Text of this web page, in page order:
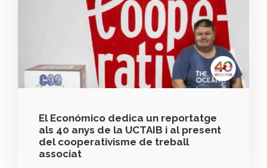
El Económico dedica un reportatge
als 40 anys de la UCTAIB i al present
del cooperativisme de treball
associat